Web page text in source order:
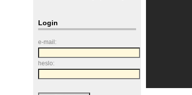
Login
e-mail:
heslo: